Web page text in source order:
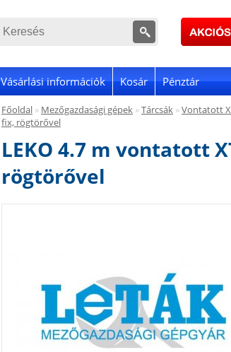
Vásárlási információk Kosár Pénztár
Főoldal » Mezőgazdasági gépek »Tárcsák »Vontatott
fix, rögtörővel
LEKO 4.7 m vontatott
rögtörővel